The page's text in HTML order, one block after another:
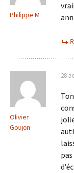
Philippe M
Olivier
Goujon
28